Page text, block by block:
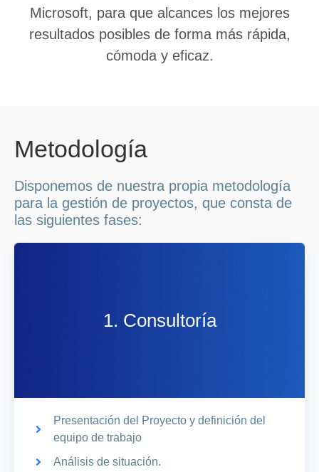
Microsoft, para que alcances los mejores
resultados posibles de forma más rápida,
cómoda y eficaz.
Metodología
Disponemos de nuestra propia metodología
para la gestión de proyectos, que consta de
las siguientes fases:
1. Consultoría
Presentación del Proyecto y definición del
equipo de trabajo
Análisis de situación.